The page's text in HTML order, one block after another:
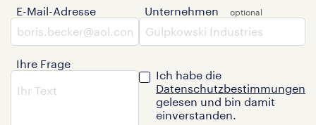
E-Mail-Adresse
Ihre Frage
Unternehmen
Ich habe die
Datenschutzbestimmungen
gelesen und bin damit
einverstanden.